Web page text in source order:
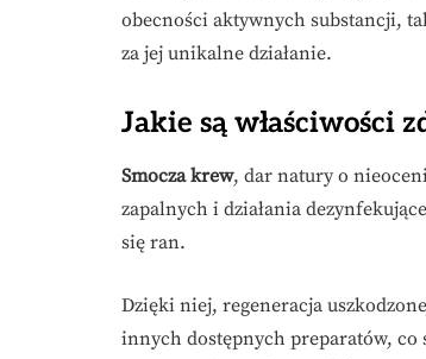
obecności aktywnych substancji,
za jej unikalne działanie.
Jakie są właściwości
Smocza krew, dar natury o
zapalnych i działania
się ran.
Dzięki niej, regeneracja
innych dostępnych preparatów, co